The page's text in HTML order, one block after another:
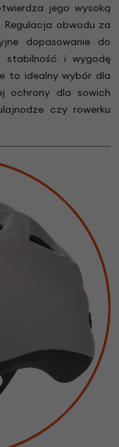
jego wysoką
obwodu za
dopasowanie do
stabilność i wygodę
to idealny wybór dla
ochrony dla sowich
czy rowerku